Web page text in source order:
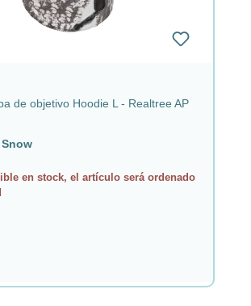
de objetivo Hoodie L - Realtree AP
Snow
en stock, el artículo será ordenado